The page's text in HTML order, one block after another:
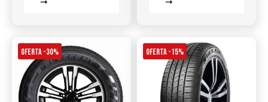
OFERTA -30% OFERTA -15%